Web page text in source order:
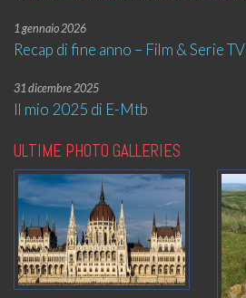
1 gennaio 2026
Recap di fine anno – Film & Serie TV
31 dicembre 2025
Il mio 2025 di E-Mtb
ULTIME PHOTO GALLERIES